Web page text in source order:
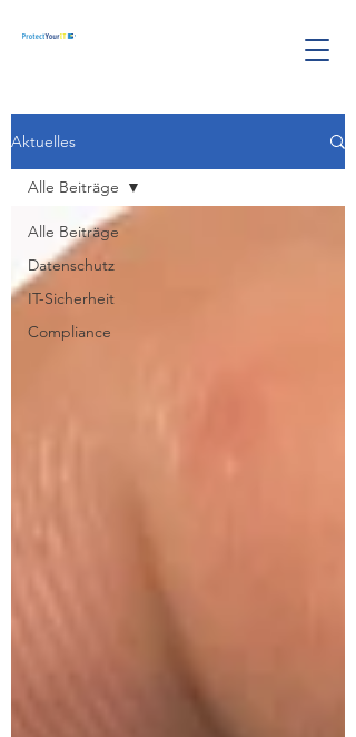
Aktuelles
Alle Beiträge
Datenschutz
IT-Sicherheit
Compliance
Alle Beiträge